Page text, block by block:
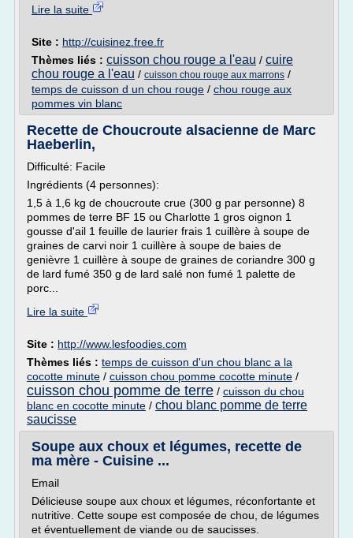
Lire la suite
Site : http://cuisinez.free.fr
Thèmes liés : cuisson chou rouge a l'eau / cuire
chou rouge a l'eau / cuisson chou rouge aux marrons /
temps de cuisson d un chou rouge / chou rouge aux
pommes vin blanc
Recette de Choucroute alsacienne de Marc
Haeberlin,
Difficulté: Facile
Ingrédients (4 personnes):
1,5 à 1,6 kg de choucroute crue (300 g par personne) 8
pommes de terre BF 15 ou Charlotte 1 gros oignon 1
gousse d'ail 1 feuille de laurier frais 1 cuillère à soupe de
graines de carvi noir 1 cuillère à soupe de baies de
genièvre 1 cuillère à soupe de graines de coriandre 300 g
de lard fumé 350 g de lard salé non fumé 1 palette de
porc...
Lire la suite
Site : http://www.lesfoodies.com
Thèmes liés : temps de cuisson d'un chou blanc a la
cocotte minute / cuisson chou pomme cocotte minute /
cuisson chou pomme de terre / cuisson du chou
blanc en cocotte minute / chou blanc pomme de terre
saucisse
Soupe aux choux et légumes, recette de
ma mère - Cuisine ...
Email
Délicieuse soupe aux choux et légumes, réconfortante et
nutritive. Cette soupe est composée de chou, de légumes
et éventuellement de viande ou de saucisses.